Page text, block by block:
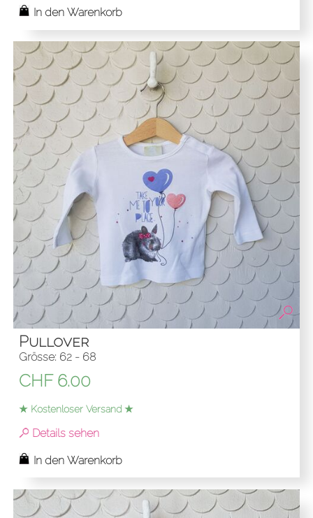
Pullover
Grösse: 62 - 68
CHF6.00
★ Kostenloser Versand ★
Details sehen